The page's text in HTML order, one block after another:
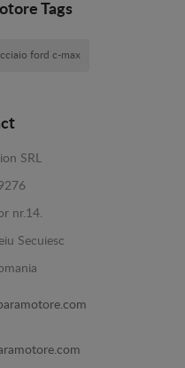
Tags
ford c-max
SRL
nr.14.
Secuiesc